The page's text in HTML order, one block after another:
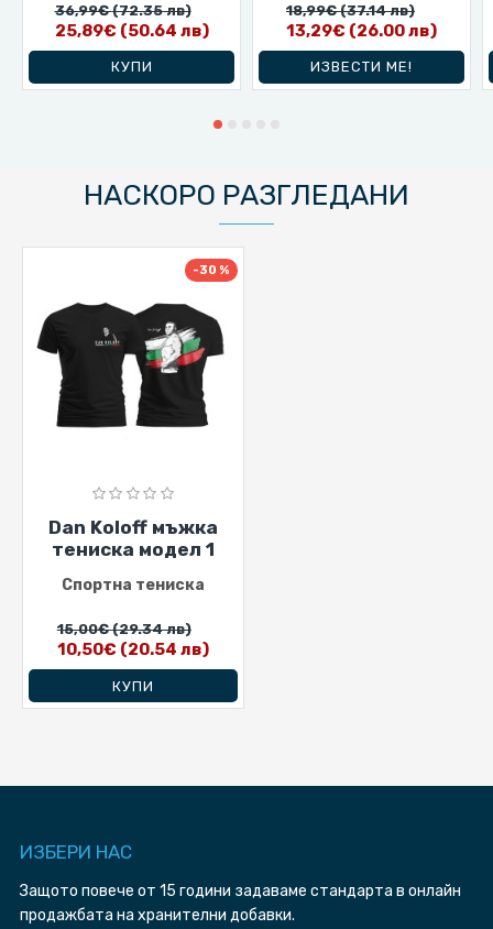
25,89€ (50.64 лв)
36,99€(72.35 лв)
КУПИ
13,29€ (26.00 лв)
18,99€(37.14 лв)
ИЗВЕСТИ МЕ!
НАСКОРО РАЗГЛЕДАНИ
-30 %
Dan Koloff мъжка
тениска модел 1
Спортна тениска
10,50€ (20.54 лв)
15,00€(29.34 лв)
КУПИ
ИЗБЕРИ HAC
Защото повече от 15 години задаваме стандарта в онлайн
продажбата на хранителни добавки.